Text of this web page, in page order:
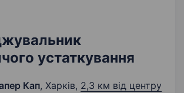
устаткування
Кап, Харків, 2,3 км від центру